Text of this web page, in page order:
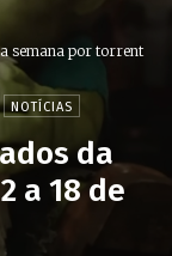
semana por torrent
NOTÍCIAS
da
a 18 de